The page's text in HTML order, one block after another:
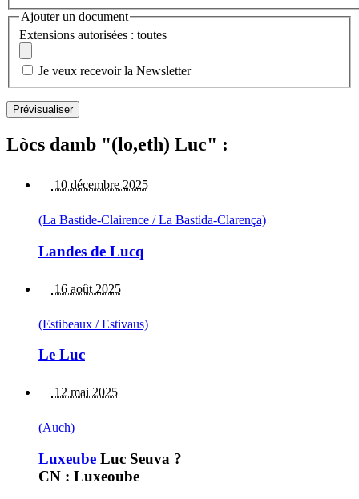
Ajouter un document
Extensions autorisées : toutes
Je veux recevoir la Newsletter
Lòcs damb "(lo,eth) Luc" :
10 décembre 2025
(La Bastide-Clairence / La Bastida-Clarença)
Landes de Lucq
16 août 2025
(Estibeaux / Estivaus)
Le Luc
12 mai 2025
(Auch)
Luxeube Luc Seuva ?
CN : Luxeoube